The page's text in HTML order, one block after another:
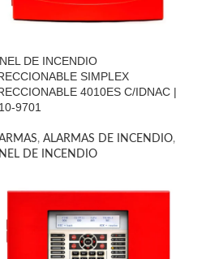
DE INCENDIO
SIMPLEX
4010ES C/IDNAC |
9701
, ALARMAS DE INCENDIO,
DE INCENDIO